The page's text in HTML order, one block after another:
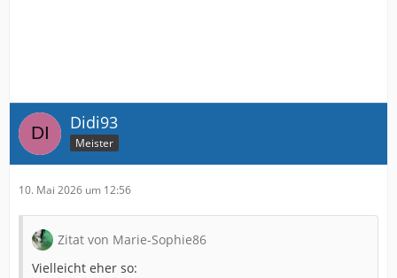
Didi93
Meister
10. Mai 2026 um 12:56
Zitat von Marie-Sophie86
Vielleicht eher so: